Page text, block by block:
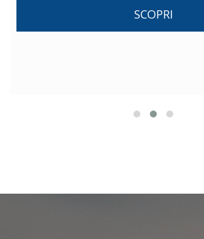
SCOPRI